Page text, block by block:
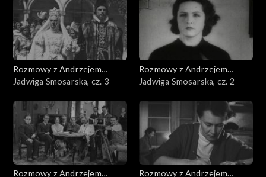
Rozmowy z Andrzejem
Doboszem
Jadwiga Smosarska, cz. 3
Rozmowy z Andrzejem
Doboszem
Jadwiga Smosarska, cz. 2
Rozmowy z Andrzejem
Rozmowy z Andrzejem